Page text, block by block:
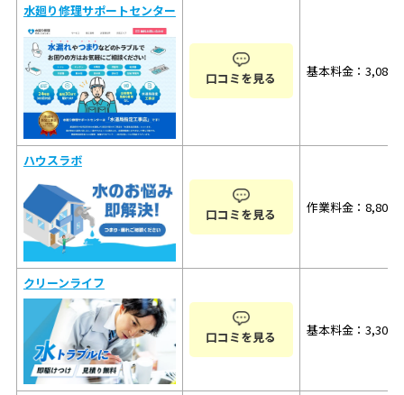
水廻り修理サポートセンター
口コミを見る 基本料金：3,080
ハウスラボ
口コミを見る 作業料金：8,800
クリーンライフ
口コミを見る 基本料金：3,300